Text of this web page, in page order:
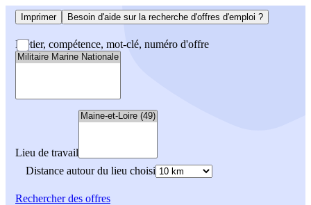
Imprimer Besoin d'aide sur la recherche d'offres d'emploi ?
Métier, compétence, mot-clé, numéro d'offre
Lieu de travail
Distance autour du lieu choisi
Rechercherdes offres